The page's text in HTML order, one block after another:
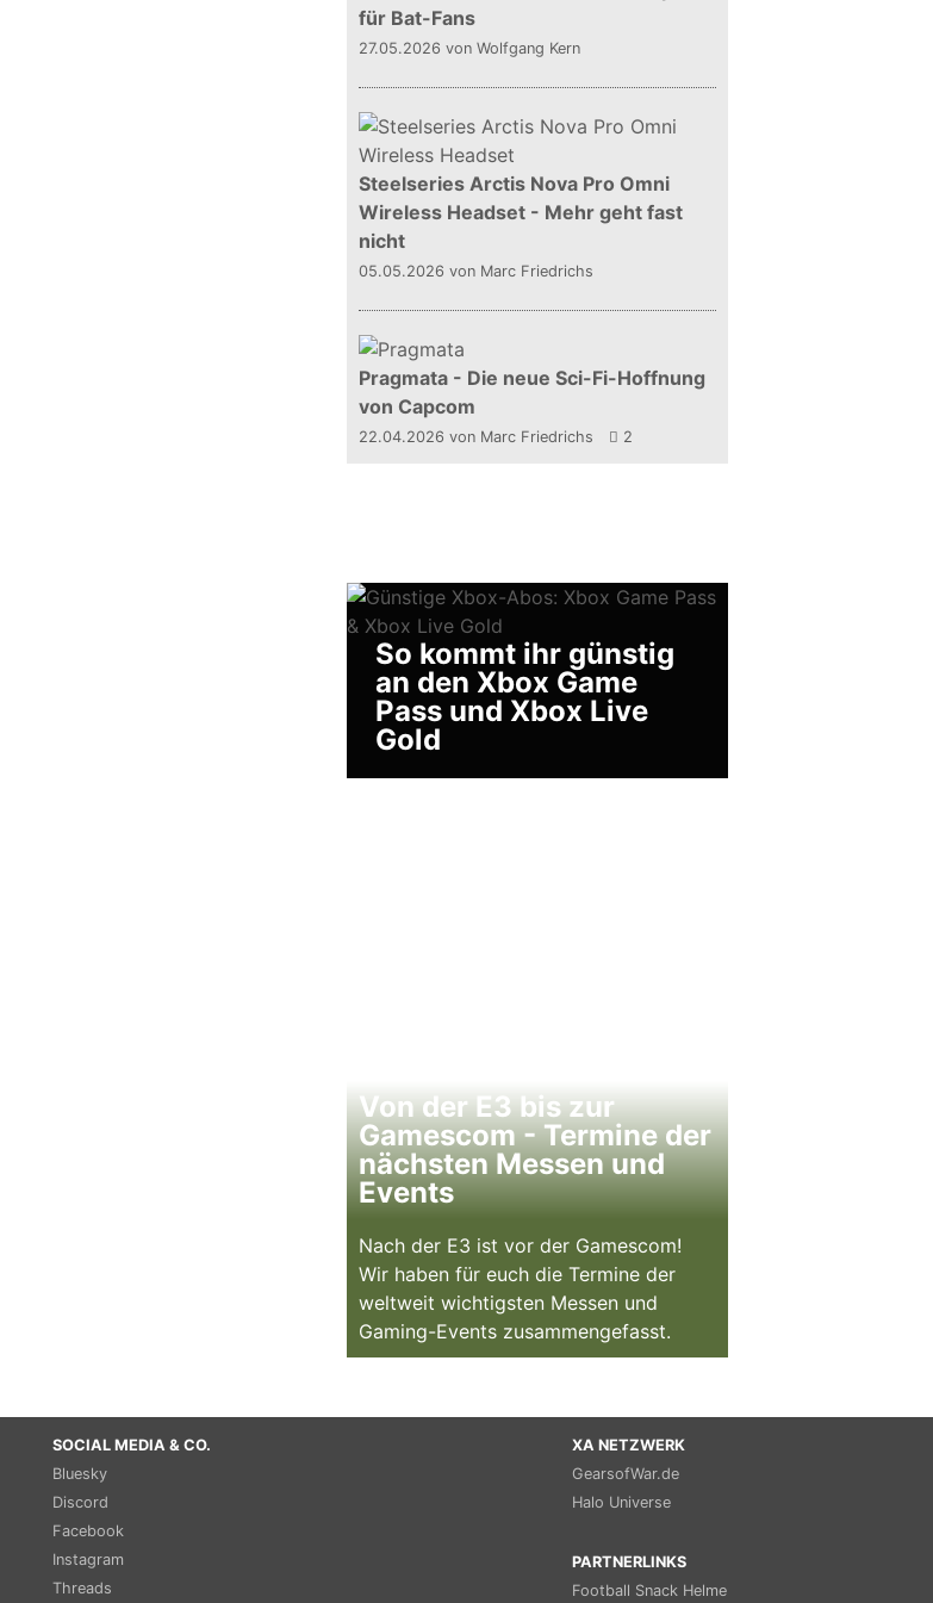
für Bat-Fans
27.05.2026 von Wolfgang Kern
Steelseries Arctis Nova Pro Omni
Wireless Headset - Mehr geht fast
nicht
05.05.2026 von Marc Friedrichs
Pragmata - Die neue Sci-Fi-Hoffnung
von Capcom
22.04.2026 von Marc Friedrichs 2
So kommt ihr günstig
an den Xbox Game
Pass und Xbox Live
Gold
Von der E3 bis zur
Gamescom - Termine der
nächsten Messen und
Events
Nach der E3 ist vor der Gamescom!
Wir haben für euch die Termine der
weltweit wichtigsten Messen und
Gaming-Events zusammengefasst.
SOCIAL MEDIA & CO.
Bluesky
Discord
Facebook
Instagram
Threads
XA NETZWERK
GearsofWar.de
Halo Universe
PARTNERLINKS
Football Snack Helme